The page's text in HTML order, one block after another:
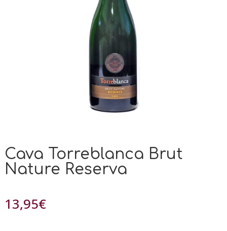
Cava Torreblanca Brut
Nature Reserva
13,95€